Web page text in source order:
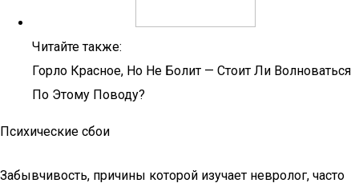
Читайте также:
Горло Красное, Но Не Болит — Стоит Ли Волноваться
По Этому Поводу?
Психические сбои
Забывчивость, причины которой изучает невролог, часто